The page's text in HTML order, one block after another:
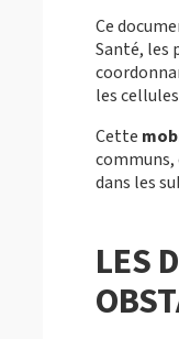
Ce
Santé, les
les
Cette
dans les
LES